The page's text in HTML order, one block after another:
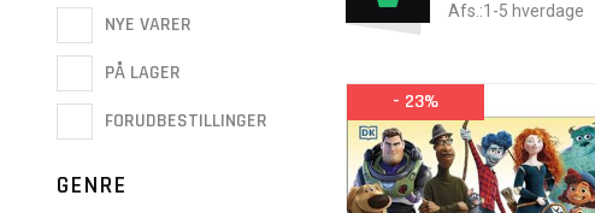
NYE VARER
PÅ LAGER
FORUDBESTILLINGER
GENRE
Afs.:1-5 hverdage
- 23%